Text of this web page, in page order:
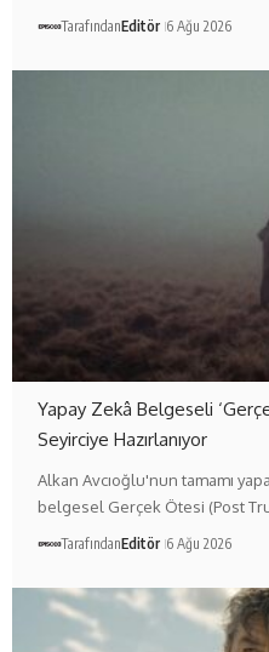
TarafındanEditör 6 Ağu 2026
Yapay Zekâ Belgeseli
Seyirciye Hazırlanıyor
Alkan Avcıoğlu'nun tamamı
belgesel Gerçek Ötesi (Post
TarafındanEditör 6 Ağu 2026